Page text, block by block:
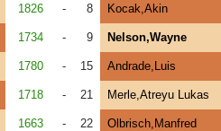
1826 - 8 Kocak,Akin
1734 - 9 Nelson,Wayne
1780 - 15 Andrade,Luis
1718 - 21 Merle,Atreyu Lukas
1663 - 22 Olbrisch,Manfred